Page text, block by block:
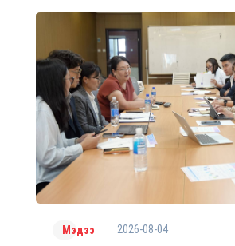
Мэдээ 2026-08-04